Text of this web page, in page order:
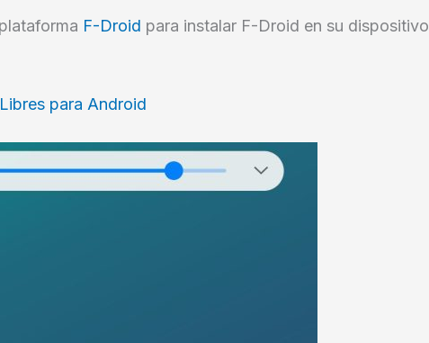
F-Droid para instalar F-Droid en su dispositivo
para Android